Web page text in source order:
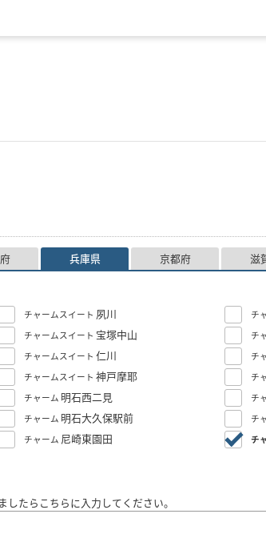
兵庫県 京都府 滋
チャームスイート 夙川 チ
チャームスイート 宝塚中山 チ
チャームスイート 仁川 チ
チャームスイート 神戸摩耶 チ
チャーム 明石西二見 チ
チャーム 明石大久保駅前 チ
チャーム 尼崎東園田 チ
たらこちらに入力してください。